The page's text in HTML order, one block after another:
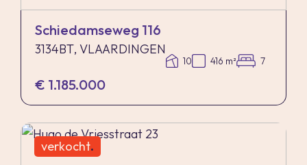
Schiedamseweg 116
3134BT, VLAARDINGEN
10 416 m² 7
€ 1.185.000
verkocht.